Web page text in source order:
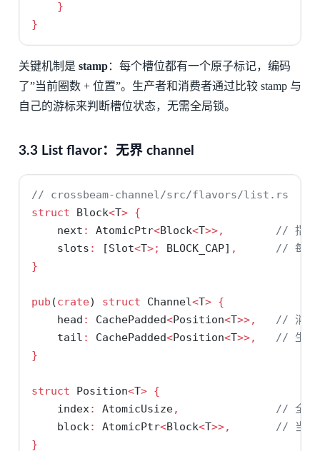
}
}
关键机制是 stamp：每个槽位都有一个原子标记，编码
了”当前圈数 + 位置”。生产者和消费者通过比较 stamp 与
自己的游标来判断槽位状态，无需全局锁。
3.3 List flavor：无界 channel
// crossbeam-channel/src/flavors/list.rs
struct Block<T> {
    next
: AtomicPtr<Block<T>>,
// 指向
    slots
: [Slot<T>; BLOCK_CAP] ,
// 每个
}
pub (crate) struct Channel<T> {
    head
: CachePadded<Position<T>>,
// 消费
    tail
: CachePadded<Position<T>>,
// 生产
}
struct Position<T> {
    index
: AtomicUsize,
// 全局
    block
: AtomicPtr<Block<T>>,
// 当前
}